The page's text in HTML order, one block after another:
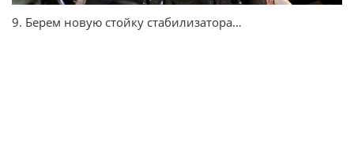
9. Берем новую стойку стабилизатора…